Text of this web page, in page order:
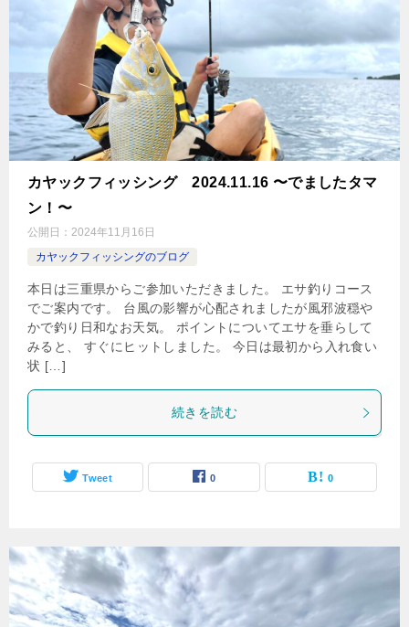
カヤックフィッシング 2024.11.16 〜でましたタマ
ン！〜
公開日： 2024年11月16日
カヤックフィッシングのブログ
本日は三重県からご参加いただきました。 エサ釣りコース
でご案内です。 台風の影響が心配されましたが風邪波穏や
かで釣り日和なお天気。 ポイントについてエサを垂らして
みると、 すぐにヒットしました。 今日は最初から入れ食い
状 […]
続きを読む
Tweet 0 0